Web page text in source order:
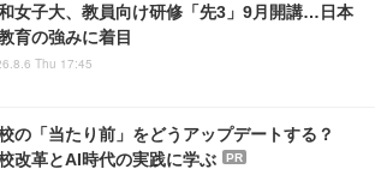
女子大、教員向け研修「先3」9月開講…日本
育の強みに着目
Thu 17:45
の「当たり前」をどうアップデートする？
改革とAI時代の実践に学ぶ
PR